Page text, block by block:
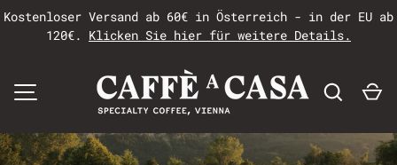
Kostenloser Versand ab 60€ in Österreich - in der EU ab
120€. Klicken Sie hier für weitere Details.